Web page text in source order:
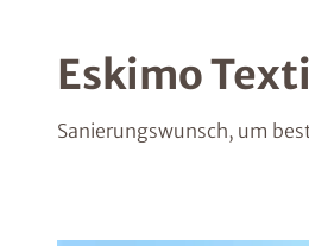
Eskimo
Sanierungswunsch, um